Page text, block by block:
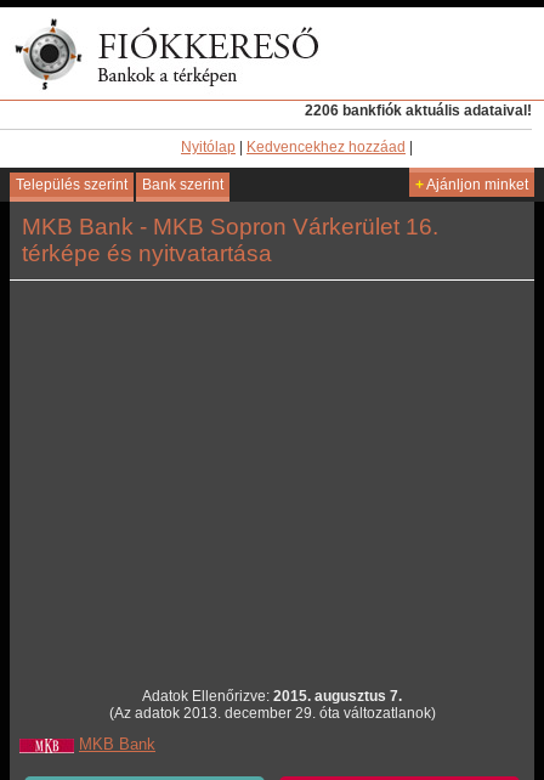
2206 bankfiók aktuális adataival!
Nyitólap Kedvencekhez hozzáad
Település szerint Bank szerint +Ajánljon minket
MKB Bank - MKB Sopron Várkerület 16.
térképe és nyitvatartása
Adatok Ellenőrizve: 2015. augusztus 7.
(Az adatok 2013. december 29. óta változatlanok)
MKB Bank